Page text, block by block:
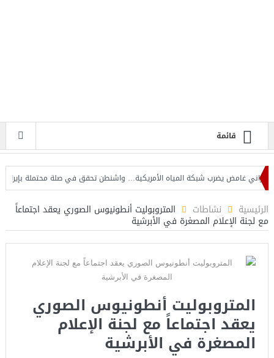
قائمة
غامض يضرب شبكة المياه الأمريكية… واشنطن تحقق في صلة محتملة بإيران
الرئيسية نشاطات المتروبوليت أنطونيوس الصوري يعقد اجتماعاً
مع لجنة الإعلام المصغرة في الأبرشية
المتروبوليت أنطونيوس الصوري
يعقد اجتماعاً مع لجنة الإعلام
المصغرة في الأبرشية